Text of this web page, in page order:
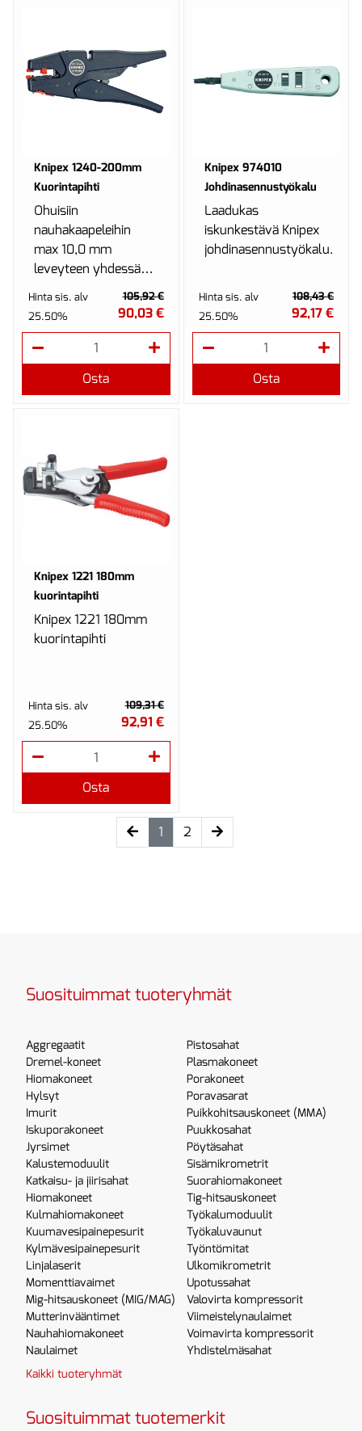
Knipex 1240-200mm
Kuorintapihti
Ohuisiin
nauhakaapeleihin
max 10,0 mm
leveyteen yhdessä
työvaiheessa.
Hinta sis. alv
25.50%
105,92 €
90,03 €
Osta
Knipex 974010
Johdinasennustyökalu
Laadukas
iskunkestävä Knipex
johdinasennustyökalu.
Hinta sis. alv
25.50%
108,43 €
92,17 €
Osta
Knipex 1221 180mm
kuorintapihti
Knipex 1221 180mm
kuorintapihti
Hinta sis. alv
25.50%
109,31 €
92,91 €
Osta
1(current)
2
Suosituimmat tuoteryhmät
Aggregaatit
Dremel-koneet
Hiomakoneet
Hylsyt
Imurit
Iskuporakoneet
Jyrsimet
Kalustemoduulit
Katkaisu- ja jiirisahat
Hiomakoneet
Kulmahiomakoneet
Kuumavesipainepesurit
Kylmävesipainepesurit
Linjalaserit
Momenttiavaimet
Mig-hitsauskoneet (MIG/MAG)
Mutterinvääntimet
Nauhahiomakoneet
Naulaimet
Pistosahat
Plasmakoneet
Porakoneet
Poravasarat
Puikkohitsauskoneet (MMA)
Puukkosahat
Pöytäsahat
Sisämikrometrit
Suorahiomakoneet
Tig-hitsauskoneet
Työkalumoduulit
Työkaluvaunut
Työntömitat
Ulkomikrometrit
Upotussahat
Valovirta kompressorit
Viimeistelynaulaimet
Voimavirta kompressorit
Yhdistelmäsahat
Kaikki tuoteryhmät
Suosituimmat tuotemerkit